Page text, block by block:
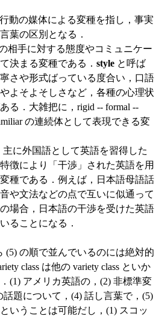
動の媒体による変種を指し，事実
葉の区別となる．
相手に対する態度やコミュニケー
決まる変種である． style と呼ば
さや形式ばっている度合い，口語
よそよそしさなど，各種の心理状
る．大雑把に，rigid -- formal --
の連続体として表現できる変
主に外国語として英語を習得した
徴により「干渉」された英語を用
種である．例えば，日本語母語話
や文法などの点で互いに似通って
場合，日本語の干渉を受けた英語
ることになる．
の順で並んでいるのには絶対的
class は他の variety class といか
(1) アメリカ英語の，(2) 非標準変
題について，(4) 話し言葉で，(5)
いうことは可能だし，(1) スコッ